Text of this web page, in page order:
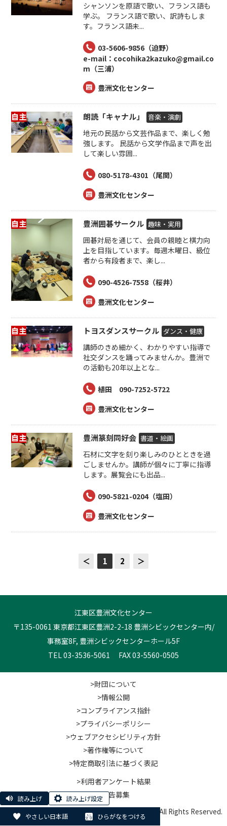
やさしい日本語 ひらがなをつける
読み上げ 読み上げ設定
シャンソンを原語で歌い、フランス語も
学ぶ。 フランス語で歌い、訳詩もしま
す。フランス語未...
03-5606-9856（迫野）
e-mail：cocohika2kazuko@gmail.co
m（三浦）
豊洲文化センター
自主 朗読「キャナル」 音楽・演劇
地元の民話から文芸作品まで、楽しく勉
強します。 民話から文学作品まで声を出
して楽しい雰囲...
080-5178-4301（尾関）
豊洲文化センター
自主 豊洲囲碁サークル 趣味・実用
囲碁対局を通じて、会員の親睦と棋力向
上を目指しています。毎週木曜日、級位
者から有段者まで、楽し...
090-4526-7558（桜井）
豊洲文化センター
自主 トヨスダンスサークル ダンス・健康
講師のきめ細かく、わかりやすい指導で
社交ダンスを踊ってみませんか。豊洲で
の活動も20年以上とな...
植田 090-7252-5722
豊洲文化センター
自主 豊洲篆刻同好会 書道・絵画
石材に文字を刻り楽しみのひとときを過
ごしませんか。講師が個々に丁寧に指導
します。展覧会にも出品...
090-5821-0204（塩田）
豊洲文化センター
＜ 1 2 ＞
江東区豊洲文化センター
〒135-0061 東京都江東区豊洲2-2-18 豊洲シビックセンター内/
事務室8F, 豊洲シビックセンターホール5F
TEL 03-3536-5061 FAX 03-5560-0505
>財団について
>情報公開
>コンプライアンス指針
>プライバシーポリシー
>ウェブアクセシビリティ方針
>著作権等について
>特定商取引法に基づく表記
>利用者アンケート結果
>広告募集
© Koto City Culture and Community Foundation. All Rights Reserved.